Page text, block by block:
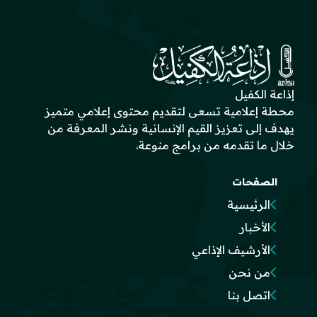
إذاعة الكفيل
محطة إعلامية تسعى لتقديم محتوى إعلامي متميز
يهدف إلى تعزيز القيم الإنسانية ونشر المعرفة من
خلال ما تقدمه من برامج منوعة.
الصفحات
الرئيسية
الأخبار
الأرشيف الإذاعي
من نحن
اتصل بنا